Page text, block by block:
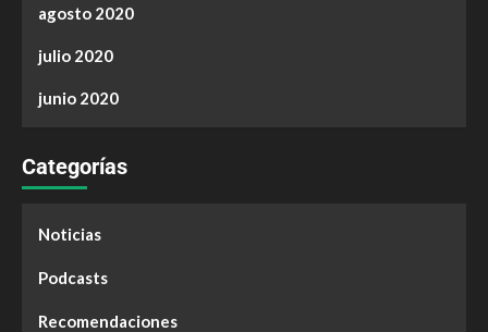
agosto 2020
julio 2020
junio 2020
Categorías
Noticias
Podcasts
Recomendaciones